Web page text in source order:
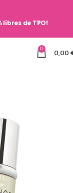
de TPO!
0 0,00